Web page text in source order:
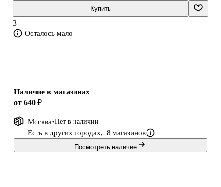
участием профессиональных химиков и педагогов. Все опыты
можно проводить в домашних условиях, при соблюдении
техники
Купить
3
Осталось мало
Наличие в магазинах
от 640 ₽
Москва Нет в наличии
Есть в других городах, 8 магазинов
Посмотреть наличие